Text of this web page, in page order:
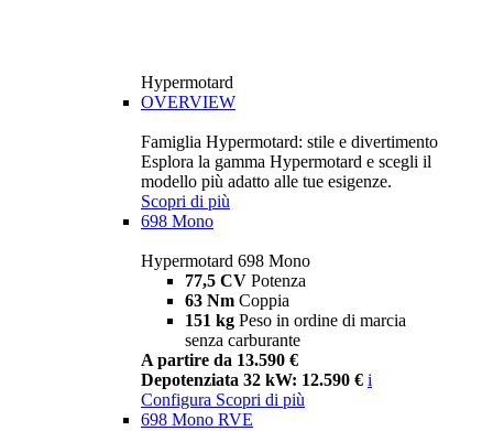
Hypermotard
OVERVIEW
Famiglia Hypermotard: stile e divertimento
Esplora la gamma Hypermotard e scegli il
modello più adatto alle tue esigenze.
Scopri di più
698 Mono
Hypermotard 698 Mono
77,5 CV Potenza
63 Nm Coppia
151 kg Peso in ordine di marcia
senza carburante
A partire da 13.590 €
Depotenziata 32 kW: 12.590 € i
Configura Scopri di più
698 Mono RVE